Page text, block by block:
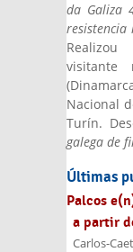
da Galiza
visitante
Nacional
Turín.
galega de
Últimas
Palcos
a partir
Carlos-